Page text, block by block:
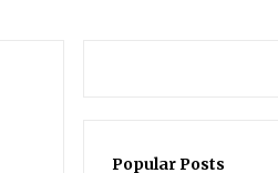
Popular Posts